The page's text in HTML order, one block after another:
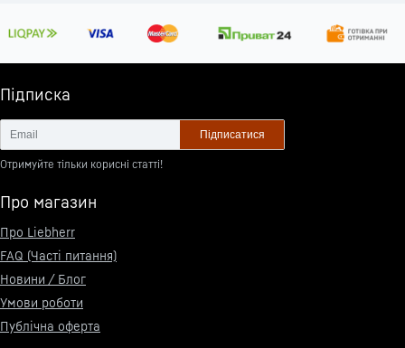
Підписка
Підписатися
Отримуйте тільки корисні статті!
Про магазин
Про Liebherr
FAQ (Часті питання)
Новини / Блог
Умови роботи
Публічна оферта